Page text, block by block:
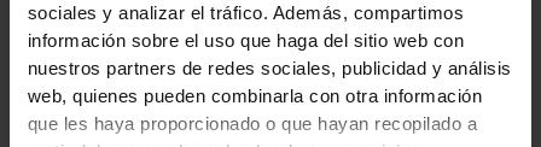
sociales y analizar el tráfico. Además, compartimos
información sobre el uso que haga del sitio web con
nuestros partners de redes sociales, publicidad y análisis
web, quienes pueden combinarla con otra información
que les haya proporcionado o que hayan recopilado a
Ingredientes para el arroz:
300 g de arroz Basmati Tilda
400 ml de agua (la medida de agua